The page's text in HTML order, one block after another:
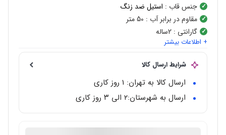
جنس قاب : استیل ضد زنگ
مقاوم در برابر آب : 50 متر
گارانتی : 2ساله
+ اطلاعات بیشتر
شرایط ارسال کالا
ارسال کالا به تهران: 1 روز کاری
ارسال به شهرستان:‌۲ الی ۳ روز کاری